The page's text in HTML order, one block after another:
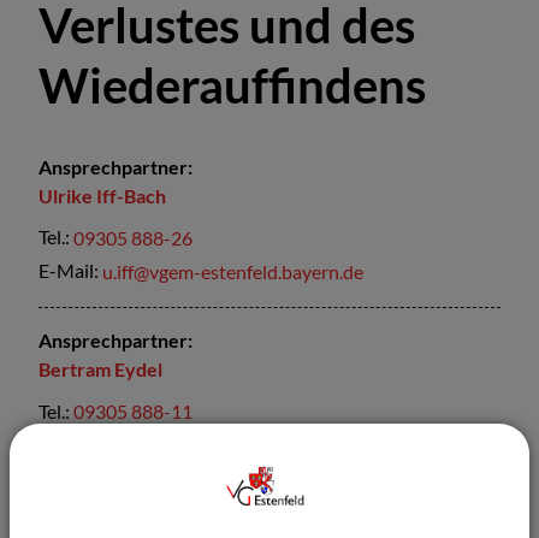
Verlustes und des
Wiederauffindens
Ansprechpartner:
Ulrike Iff-Bach
Tel.: 09305 888-26
E-Mail: u.iff@vgem-estenfeld.bayern.de
Ansprechpartner:
Bertram Eydel
Tel.: 09305 888-11